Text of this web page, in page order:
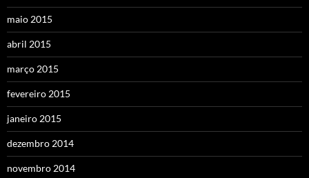
maio 2015
abril 2015
março 2015
fevereiro 2015
janeiro 2015
dezembro 2014
novembro 2014